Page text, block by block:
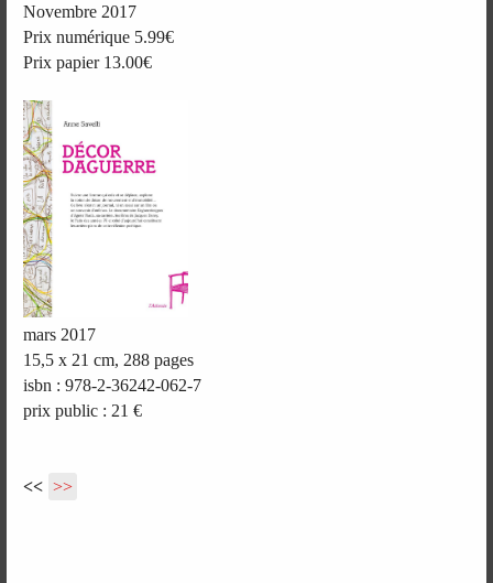
Novembre 2017
Prix numérique 5.99€
Prix papier 13.00€
mars 2017
15,5 x 21 cm, 288 pages
isbn : 978-2-36242-062-7
prix public : 21 €
<< >>